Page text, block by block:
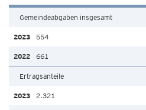
Gemeindeabgaben insgesamt
554
661
Ertragsanteile
2.321